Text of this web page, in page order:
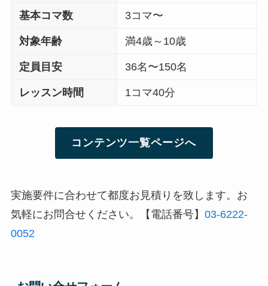
基本コマ数 3コマ〜
対象年齢 満4歳～10歳
定員目安 36名〜150名
レッスン時間 1コマ40分
コンテンツ一覧ページへ
実施要件に合わせて都度お見積りを致します。お
気軽にお問合せください。【電話番号】 03-6222-
0052